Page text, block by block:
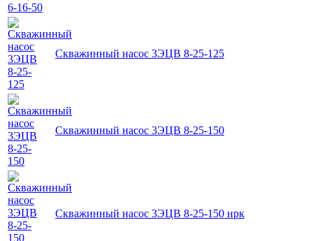
Скважинный насос 3ЭЦВ 8-25-125
Скважинный насос 3ЭЦВ 8-25-150
Скважинный насос 3ЭЦВ 8-25-150 нрк